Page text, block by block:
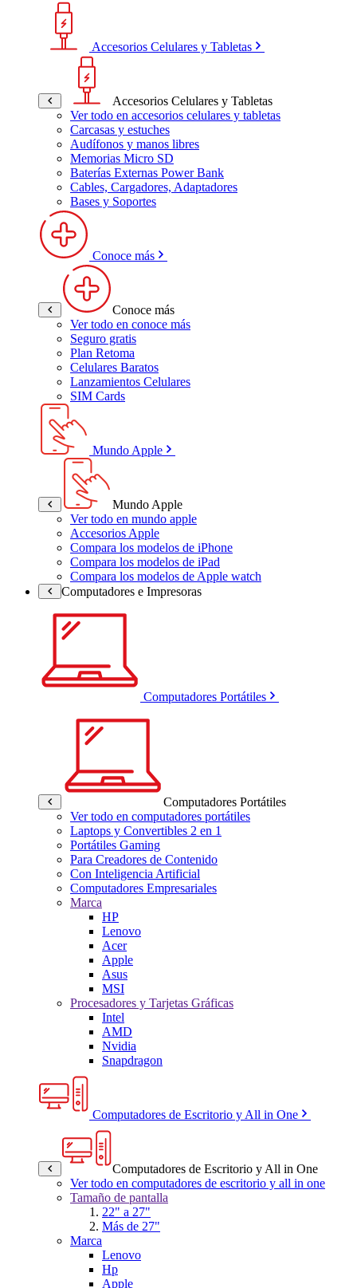
Accesorios Celulares y Tabletas
Accesorios Celulares y Tabletas
Ver todo en accesorios celulares y tabletas
Carcasas y estuches
Audífonos y manos libres
Memorias Micro SD
Baterías Externas Power Bank
Cables, Cargadores, Adaptadores
Bases y Soportes
Conoce más
Conoce más
Ver todo en conoce más
Seguro gratis
Plan Retoma
Celulares Baratos
Lanzamientos Celulares
SIM Cards
Mundo Apple
Mundo Apple
Ver todo en mundo apple
Accesorios Apple
Compara los modelos de iPhone
Compara los modelos de iPad
Compara los modelos de Apple watch
Computadores e Impresoras
Computadores Portátiles
Computadores Portátiles
Ver todo en computadores portátiles
Laptops y Convertibles 2 en 1
Portátiles Gaming
Para Creadores de Contenido
Con Inteligencia Artificial
Computadores Empresariales
Marca
HP
Lenovo
Acer
Apple
Asus
MSI
Procesadores y Tarjetas Gráficas
Intel
AMD
Nvidia
Snapdragon
Computadores de Escritorio y All in One
Computadores de Escritorio y All in One
Ver todo en computadores de escritorio y all in one
Tamaño de pantalla
22" a 27"
Más de 27"
Marca
Lenovo
Hp
Apple